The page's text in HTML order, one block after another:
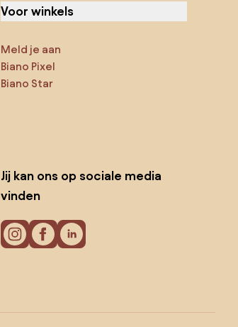
Voor winkels
Meld je aan
Biano Pixel
Biano Star
Jij kan ons op sociale media
vinden